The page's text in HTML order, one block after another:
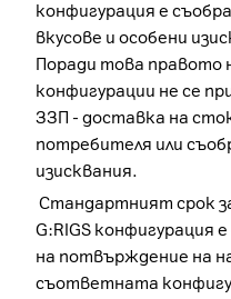
конфигурация е
вкусове и особени
Поради това правото
конфигурации не се
ЗЗП - доставка на
потребителя или
изисквания.
Стандартният срок
G:RIGS конфигурация
на потвърждение на
съответната